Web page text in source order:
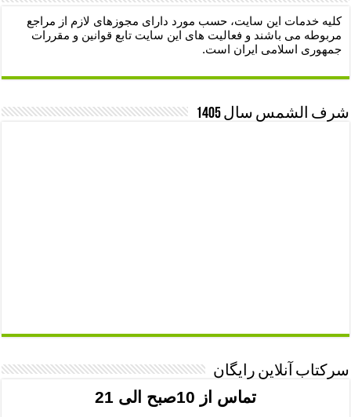
کلیه خدمات این سایت، حسب مورد دارای مجوزهای لازم از مراجع
مربوطه می باشند و فعالیت های این سایت تابع قوانین و مقررات
جمهوری اسلامی ایران است.
شرف الشمس سال 1405
سرکتاب آنلاین رایگان
تماس از 10صبح الی 21